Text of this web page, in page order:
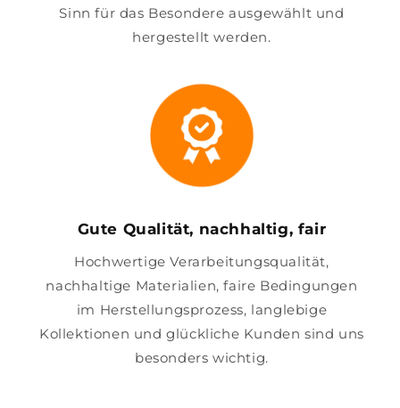
Sinn für das Besondere ausgewählt und
hergestellt werden.
Gute Qualität, nachhaltig, fair
Hochwertige Verarbeitungsqualität,
nachhaltige Materialien, faire Bedingungen
im Herstellungsprozess, langlebige
Kollektionen und glückliche Kunden sind uns
besonders wichtig.